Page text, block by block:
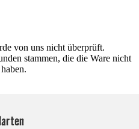
von uns nicht überprüft.
stammen, die die Ware nicht